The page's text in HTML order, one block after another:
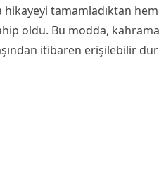
tamamladıktan
oldu. Bu modda,
itibaren erişilebilir